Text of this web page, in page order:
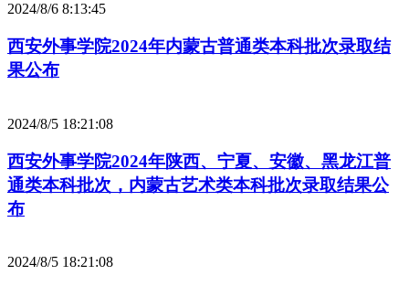
2024/8/6 8:13:45
西安外事学院2024年内蒙古普通类本科批次录取结
果公布
2024/8/5 18:21:08
西安外事学院2024年陕西、宁夏、安徽、黑龙江普
通类本科批次，内蒙古艺术类本科批次录取结果公
布
2024/8/5 18:21:08